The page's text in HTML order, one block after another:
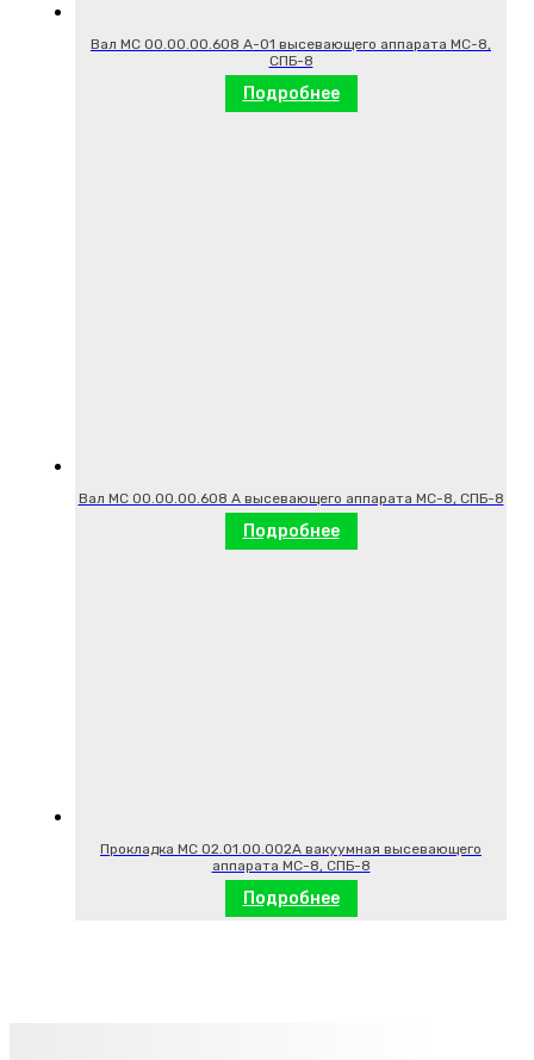
Вал МС 00.00.00.608 А-01 высевающего аппарата МС-8,
СПБ-8
Подробнее
Вал МС 00.00.00.608 А высевающего аппарата МС-8, СПБ-8
Подробнее
Прокладка МС 02.01.00.002А вакуумная высевающего
аппарата МС-8, СПБ-8
Подробнее